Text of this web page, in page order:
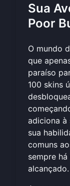
Sua
Poor
O mundo
que
paraíso
100 skins
adiciona à
sua
comuns
sempre
alcançado.